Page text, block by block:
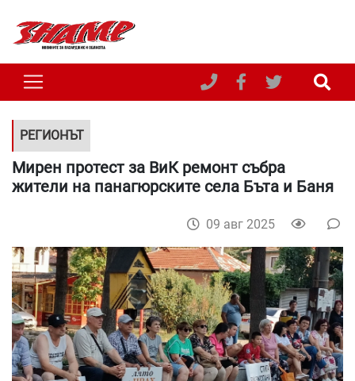
РЕГИОНЪТ
Мирен протест за ВиК ремонт събра
жители на панагюрските села Бъта и Баня
09 авг 2025